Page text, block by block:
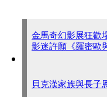
金馬奇幻影展狂歡
影迷許願《羅密歐
貝克漢家族與長